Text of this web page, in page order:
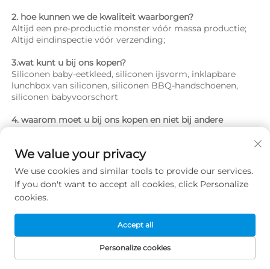
2. hoe kunnen we de kwaliteit waarborgen?
Altijd een pre-productie monster vóór massa productie;
Altijd eindinspectie vóór verzending;
3.wat kunt u bij ons kopen?
Siliconen baby-eetkleed, siliconen ijsvorm, inklapbare
lunchbox van siliconen, siliconen BBQ-handschoenen,
siliconen babyvoorschort
4. waarom moet u bij ons kopen en niet bij andere
ontwikkeling van siliconenproducten; gecertificeerd
volgens ISO 9001 en ISO 14001; geslaagd voor de SEDEX-
audit door ITS
5. welke diensten kunnen we bieden?
Geaccepteerde leveringsvoorwaarden: FOB, CIF, EXW, CIP,
FCA, CPT, DDP, DDU, expresslevering;
Aanvaardbare betalingsvaluta: USD,EUR,HKD,CNY;
Geaccepteerde betalingswijzen: bankoverschrijving (T/T),
PayPal, Escrow;
We value your privacy
We use cookies and similar tools to provide our services.
If you don't want to accept all cookies, click Personalize
cookies.
Personalize cookies
Accept all